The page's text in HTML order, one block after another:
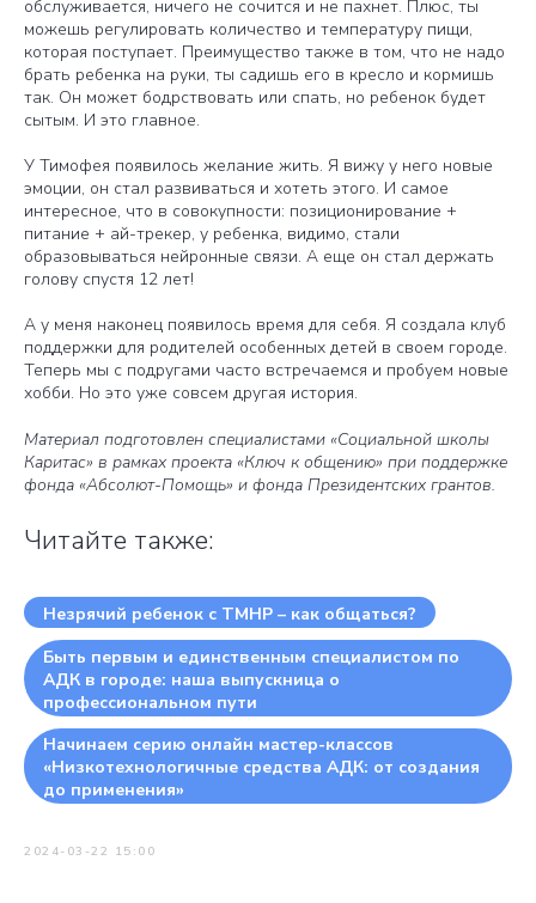
обслуживается, ничего не сочится и не пахнет. Плюс, ты
можешь регулировать количество и температуру пищи,
которая поступает. Преимущество также в том, что не надо
брать ребенка на руки, ты садишь его в кресло и кормишь
так. Он может бодрствовать или спать, но ребенок будет
сытым. И это главное.
У Тимофея появилось желание жить. Я вижу у него новые
эмоции, он стал развиваться и хотеть этого. И самое
интересное, что в совокупности: позиционирование +
питание + ай-трекер, у ребенка, видимо, стали
образовываться нейронные связи. А еще он стал держать
голову спустя 12 лет!
А у меня наконец появилось время для себя. Я создала клуб
поддержки для родителей особенных детей в своем городе.
Теперь мы с подругами часто встречаемся и пробуем новые
хобби. Но это уже совсем другая история.
Материал подготовлен специалистами «Социальной школы
Каритас» в рамках проекта «Ключ к общению» при поддержке
фонда «Абсолют-Помощь» и фонда Президентских грантов.
Читайте также:
Незрячий ребенок с ТМНР – как общаться?
Быть первым и единственным специалистом по
АДК в городе: наша выпускница о
профессиональном пути
Начинаем серию онлайн мастер-классов
«Низкотехнологичные средства АДК: от создания
до применения»
2024-03-22 15:00